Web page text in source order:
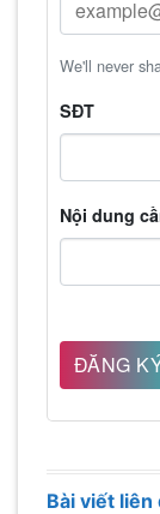
We'll never
SĐT
Nội dung
Bài viết liên